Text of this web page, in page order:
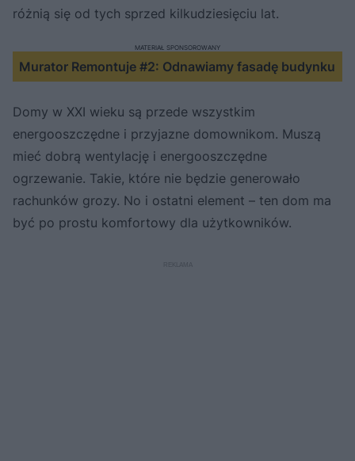
różnią się od tych sprzed kilkudziesięciu lat.
Murator Remontuje #2: Odnawiamy fasadę budynku
MATERIAŁ SPONSOROWANY
Domy w XXI wieku są przede wszystkim
energooszczędne i przyjazne domownikom. Muszą
mieć dobrą wentylację i energooszczędne
ogrzewanie. Takie, które nie będzie generowało
rachunków grozy. No i ostatni element – ten dom ma
być po prostu komfortowy dla użytkowników.